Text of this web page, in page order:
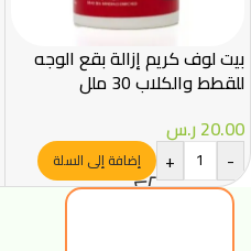
بيت لوف كريم إزالة بقع الوجه
للقطط والكلاب 30 ملل
20.00ر.س
-
+ إضافة إلى السلة